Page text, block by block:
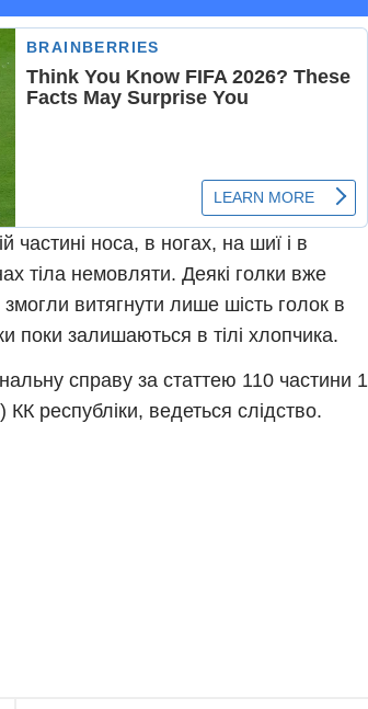
частині носа, в ногах, на шиї і в
тіла немовляти. Деякі голки вже
змогли витягнути лише шість голок в
поки залишаються в тілі хлопчика.
справу за статтею 110 частини 1
республіки, ведеться слідство.